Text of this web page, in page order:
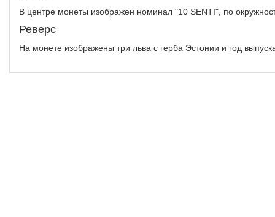
В центре монеты изображен номинал "10 SENTI", по
Реверс
На монете изображены три льва с герба Эстонии и год